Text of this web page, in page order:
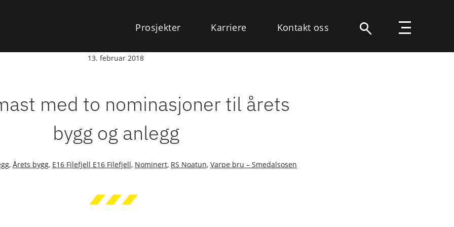
Prosjekter Karriere Kontakt oss
13. februar 2018
med to nominasjoner til årets
bygg og anlegg
, Årets bygg, E16 Filefjell E16 Filefjell, Nominert, RS Noatun, Varpe bru – Smedalsosen